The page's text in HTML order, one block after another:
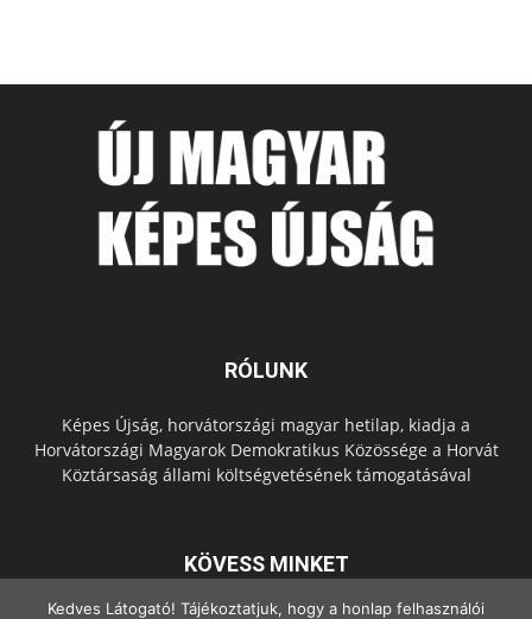
RÓLUNK
Képes Újság, horvátországi magyar hetilap, kiadja a
Horvátországi Magyarok Demokratikus Közössége a Horvát
Köztársaság állami költségvetésének támogatásával
KÖVESS MINKET
Kedves Látogató! Tájékoztatjuk, hogy a honlap felhasználói